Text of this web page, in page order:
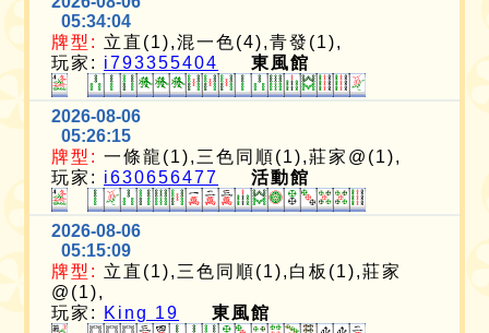
05:34:04
牌型: 立直(1),混一色(4),青發(1),
玩家: i793355404 東風館
2026-08-06
05:26:15
牌型: 一條龍(1),三色同順(1),莊家@(1),
玩家: i630656477 活動館
2026-08-06
05:15:09
牌型: 立直(1),三色同順(1),白板(1),莊家
@(1),
玩家:
King 19 東風館